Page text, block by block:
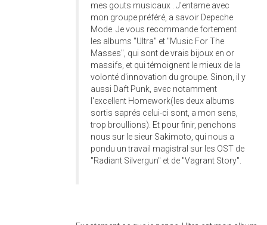
mes gouts musicaux . J'entame avec
mon groupe préféré, a savoir Depeche
Mode. Je vous recommande fortement
les albums "Ultra" et "Music For The
Masses", qui sont de vrais bijoux en or
massifs, et qui témoignent le mieux de la
volonté d'innovation du groupe. Sinon, il y
aussi Daft Punk, avec notamment
l'excellent Homework(les deux albums
sortis saprés celui-ci sont, a mon sens,
trop broullions). Et pour finir, penchons
nous sur le sieur Sakimoto, qui nous a
pondu un travail magistral sur les OST de
"Radiant Silvergun" et de "Vagrant Story".